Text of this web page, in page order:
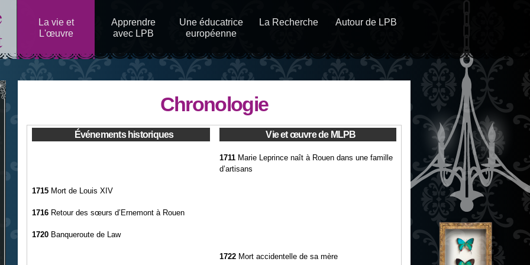
contenu
principal
La vie et
L'œuvre
Apprendre
avec LPB
Une éducatrice
européenne
La Recherche Autour de LPB
Chronologie
Événements historiques Vie et œuvre de MLPB
1711 Marie Leprince naît à Rouen dans une famille
d’artisans
1715 Mort de Louis XIV
1716 Retour des sœurs d’Ernemont à Rouen
1720 Banqueroute de Law
1722 Mort accidentelle de sa mère